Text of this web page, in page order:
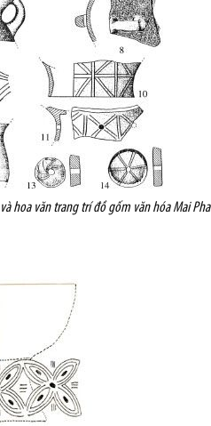
hoa văn trang trí đồ gốm văn hóa Mai Pha